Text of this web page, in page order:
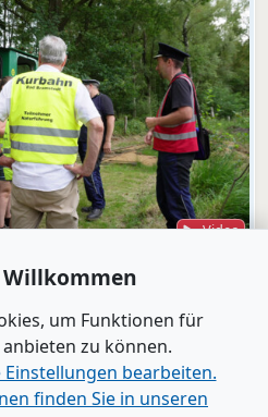
Video
Bramstedt
Moorbahn aus dem
wecken"
anzeigen
um Funktionen für
zu können.
bearbeiten.
finden Sie in unseren